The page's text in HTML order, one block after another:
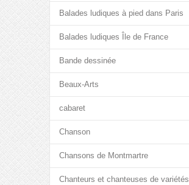
Balades ludiques à pied dans Paris
Balades ludiques Île de France
Bande dessinée
Beaux-Arts
cabaret
Chanson
Chansons de Montmartre
Chanteurs et chanteuses de variétés